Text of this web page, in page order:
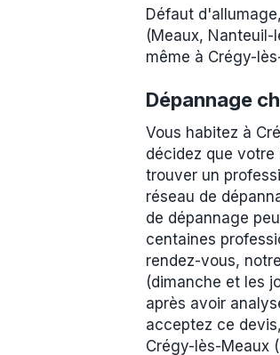
Défaut
(Meaux,
même à Crégy-
Dépannage
Vous habitez à
décidez que votre
trouver un
réseau de
de dépannage
centaines
rendez-vous,
(dimanche et les
après avoir
acceptez ce
Crégy-lès-Meaux